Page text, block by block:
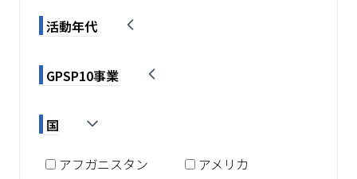
活動年代
GPSP10事業
国
アフガニスタン
アメリカ